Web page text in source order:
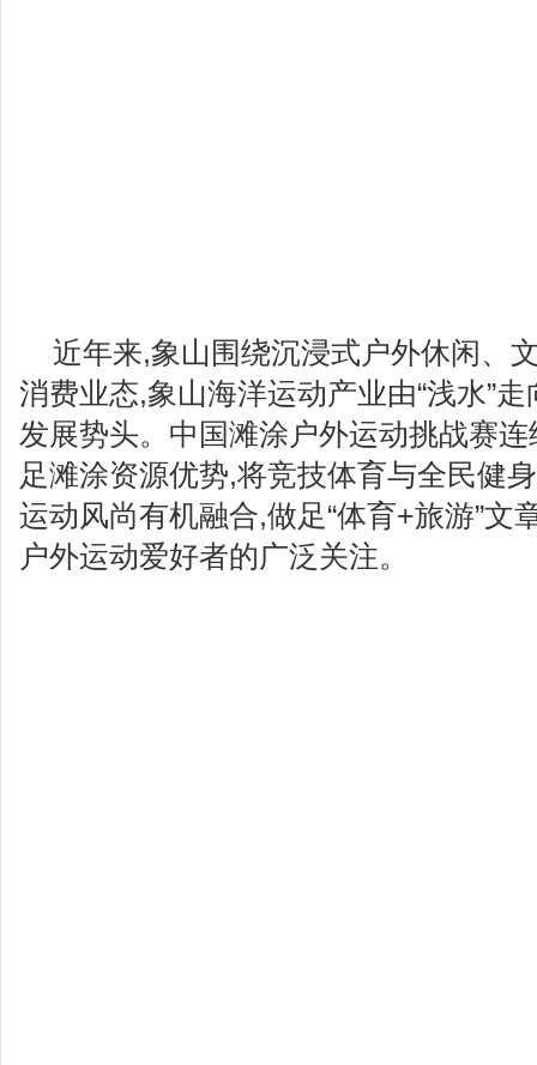
近年来,象山围绕沉浸式户外休闲、
消费业态,象山海洋运动产业由“浅水”走
发展势头。中国滩涂户外运动挑战赛
足滩涂资源优势,将竞技体育与全民健
运动风尚有机融合,做足“体育+旅游”文
户外运动爱好者的广泛关注。